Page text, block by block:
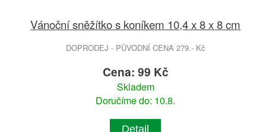
Vánoční sněžítko s koníkem 10,4 x 8 x 8 cm
DOPRODEJ - PŮVODNÍ CENA 279.- Kč
Cena: 99 Kč
Skladem
Doručíme do: 10.8.
Detail